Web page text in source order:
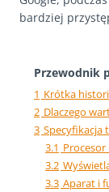
bardziej
Przewodnik
1 Krótka
2 Dlaczego
3 Specyfikacja
3.1 Procesor
3.2
3.3 Aparat i